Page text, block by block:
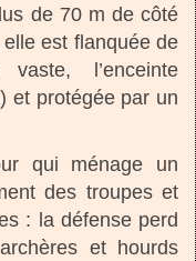
de 70 m de côté
est flanquée de
l’enceinte
et protégée par un
qui ménage un
des troupes et
: la défense perd
et hourds